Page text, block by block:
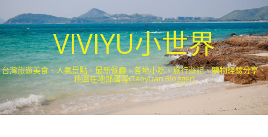
VIVIYU小世界
台灣旅遊美食、人氣景點、最新餐廳、各地小吃、旅行遊記、購物經驗分享．
桃園在地部落客(Taoyuan Blogger)